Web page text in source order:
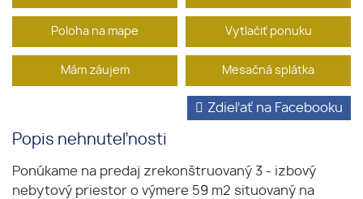
Poloha na mape Vytlačiť ponuku
Mám záujem Mesačná splátka
Popis nehnuteľnosti
Zdieľať na Facebooku
Ponúkame na predaj zrekonštruovaný 3 - izbový
nebytový priestor o výmere 59 m2 situovaný na